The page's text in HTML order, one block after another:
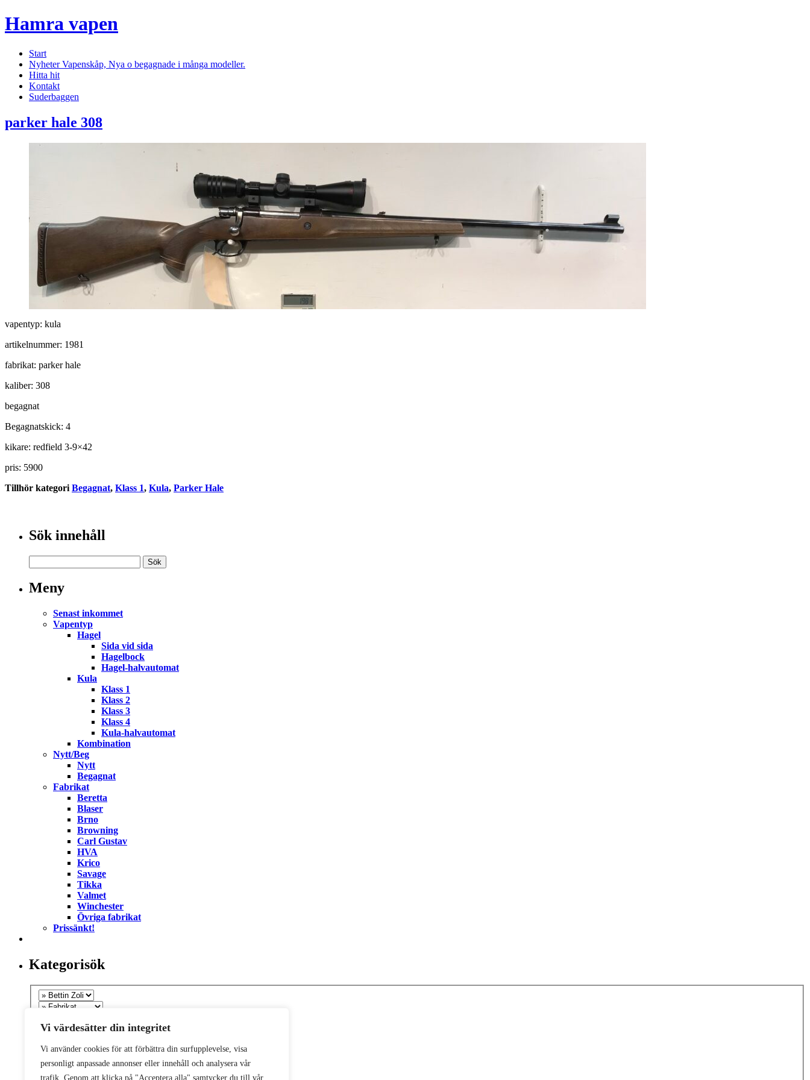
Vi värdesätter din integritet
Vi använder cookies för att förbättra din surfupplevelse, visa
personligt anpassade annonser eller innehåll och analysera vår
trafik. Genom att klicka på "Acceptera alla" samtycker du till vår
Hamra vapen
Start
Nyheter Vapenskåp, Nya o begagnade i många modeller.
Hitta hit
Kontakt
Suderbaggen
parker hale 308
vapentyp: kula
artikelnummer: 1981
fabrikat: parker hale
kaliber: 308
begagnat
Begagnatskick: 4
kikare: redfield 3-9×42
pris: 5900
Tillhör kategori Begagnat, Klass 1, Kula, Parker Hale
Sök innehåll
Meny
Senast inkommet
Vapentyp
Hagel
Sida vid sida
Hagelbock
Hagel-halvautomat
Kula
Klass 1
Klass 2
Klass 3
Klass 4
Kula-halvautomat
Kombination
Nytt/Beg
Nytt
Begagnat
Fabrikat
Beretta
Blaser
Brno
Browning
Carl Gustav
HVA
Krico
Savage
Tikka
Valmet
Winchester
Övriga fabrikat
Prissänkt!
Kategorisök